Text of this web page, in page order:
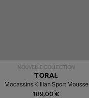
NOUVELLE COLLECTION
189,00 €
TORAL
Mocassins Killian Sport Mousse